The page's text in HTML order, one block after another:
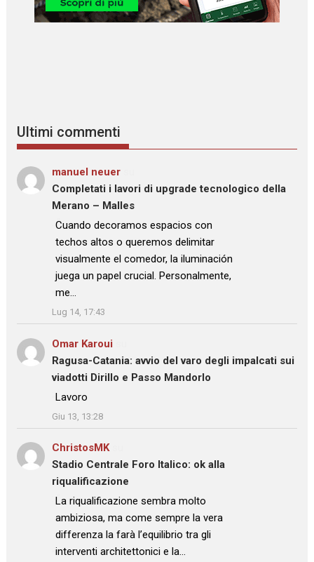
Ultimi commenti
manuel neuer
Completati i lavori di upgrade tecnologico della
Merano – Malles
: “
Cuando decoramos espacios con
techos altos o queremos delimitar
visualmente el comedor, la iluminación
juega un papel crucial. Personalmente,
me…
”
Lug 14, 17:43
Omar Karoui
Ragusa-Catania: avvio del varo degli impalcati sui
viadotti Dirillo e Passo Mandorlo
: “Lavoro
”
Giu 13, 13:28
ChristosMKsu
Stadio Centrale Foro Italico: ok alla
riqualificazione
: “La riqualificazione sembra molto
ambiziosa, ma come sempre la vera
differenza la farà l’equilibrio tra gli
interventi architettonici e la…
”